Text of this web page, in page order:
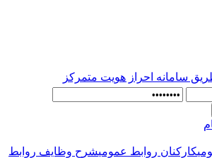
سامانه احراز هويت متمركز
کارکنان روابط عمومیشرح وظایف روابط